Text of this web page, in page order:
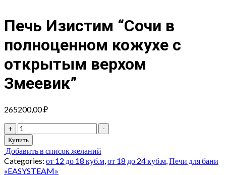
Печь Изистим “Сочи в
полноценном кожухе с
открытым верхом
Змеевик”
265200,00₽
+
Печь
Изистим
"Сочи
в
полноценном
-
Купить
Добавить в список желаний
Categories: от 12 до 18 куб.м от 18 до 24 куб.м Печи для бани
«EASYSTEAM»